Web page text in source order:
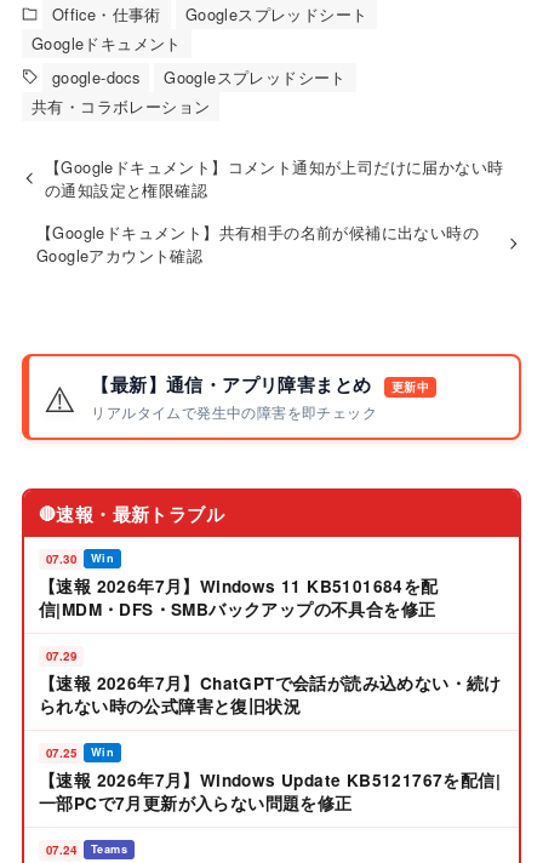
Office・仕事術
Googleスプレッドシート
Googleドキュメント
google-docs
Googleスプレッドシート
共有・コラボレーション
【Googleドキュメント】コメント通知が上司だけに届かない時
の通知設定と権限確認
【Googleドキュメント】共有相手の名前が候補に出ない時の
Googleアカウント確認
⚠️ 【最新】通信・アプリ障害まとめ 更新中
リアルタイムで発生中の障害を即チェック
🔴速報・最新トラブル
07.30 Win
【速報 2026年7月】Windows 11 KB5101684を配
信|MDM・DFS・SMBバックアップの不具合を修正
07.29
【速報 2026年7月】ChatGPTで会話が読み込めない・続け
られない時の公式障害と復旧状況
07.25 Win
【速報 2026年7月】Windows Update KB5121767を配信|
一部PCで7月更新が入らない問題を修正
07.24 Teams